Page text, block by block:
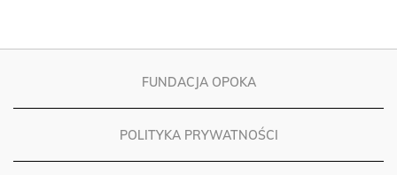
FUNDACJA OPOKA
POLITYKA PRYWATNOŚCI